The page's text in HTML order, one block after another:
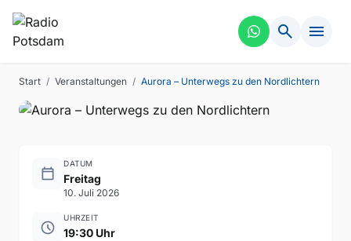
search menu
Start / Veranstaltungen / Aurora – Unterwegs zu den Nordlichtern
FÜHRUNG
Nordlichtern
calendar_today
DATUM
Freitag
10. Juli 2026
schedule
UHRZEIT
19:30 Uhr